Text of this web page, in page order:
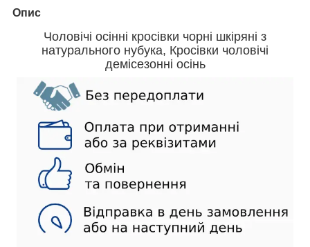
Опис
Чоловічі осінні кросівки чорні шкіряні з
натурального нубука, Кросівки чоловічі
демісезонні осінь